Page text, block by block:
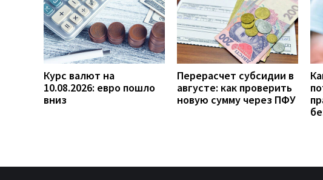
Курс валют на
10.08.2026: евро пошло
вниз
Перерасчет субсидии в
августе: как проверить
новую сумму через ПФУ